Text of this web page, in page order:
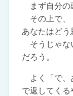
まず自分の
その上で、
あなたはどう
そうじゃな
だろう。
よく「で、
で返してくる